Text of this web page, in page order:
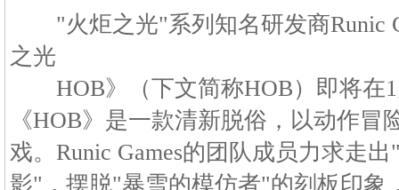
"火炬之光"系列知名研发商Runic
之光
HOB》（下文简称HOB）即将在1
《HOB》是一款清新脱俗，以动作
戏。Runic Games的团队成员力求走
影"，摆脱"暴雪的模仿者"的刻板印象